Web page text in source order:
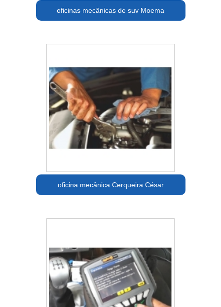
oficinas mecânicas de suv Moema
oficina mecânica Cerqueira César